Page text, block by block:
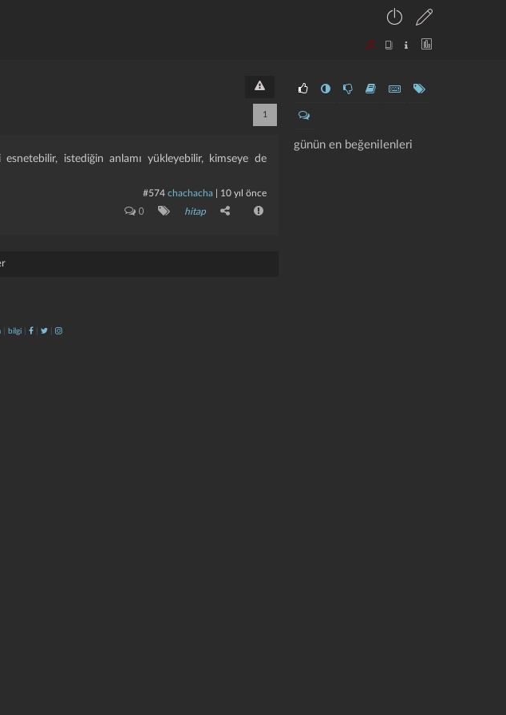
günün en beğenilenleri
1
istediğin anlamı yükleyebilir, kimseye de
#574 chachacha| 10 yıl önce
0 hitap
bilgi